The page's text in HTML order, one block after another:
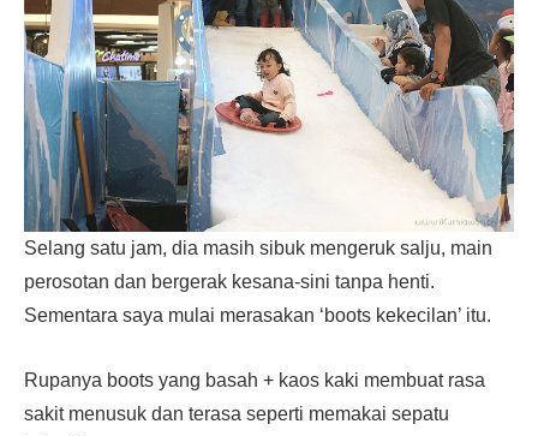
Selang satu jam, dia masih sibuk mengeruk salju, main
perosotan dan bergerak kesana-sini tanpa henti.
Sementara saya mulai merasakan ‘boots kekecilan’ itu.
Rupanya boots yang basah + kaos kaki membuat rasa
sakit menusuk dan terasa seperti memakai sepatu